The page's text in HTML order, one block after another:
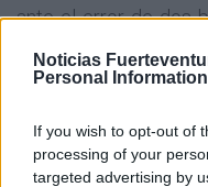
Noticias
Personal Information
If you wish to opt-out of
processing of your
targeted advertising by
ante el error de dos
obligan a una
llegarán a 1.1
En el caso de
Fuerteventura el